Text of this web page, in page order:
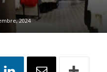
2024